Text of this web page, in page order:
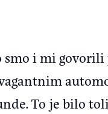
i mi govorili
To je bilo